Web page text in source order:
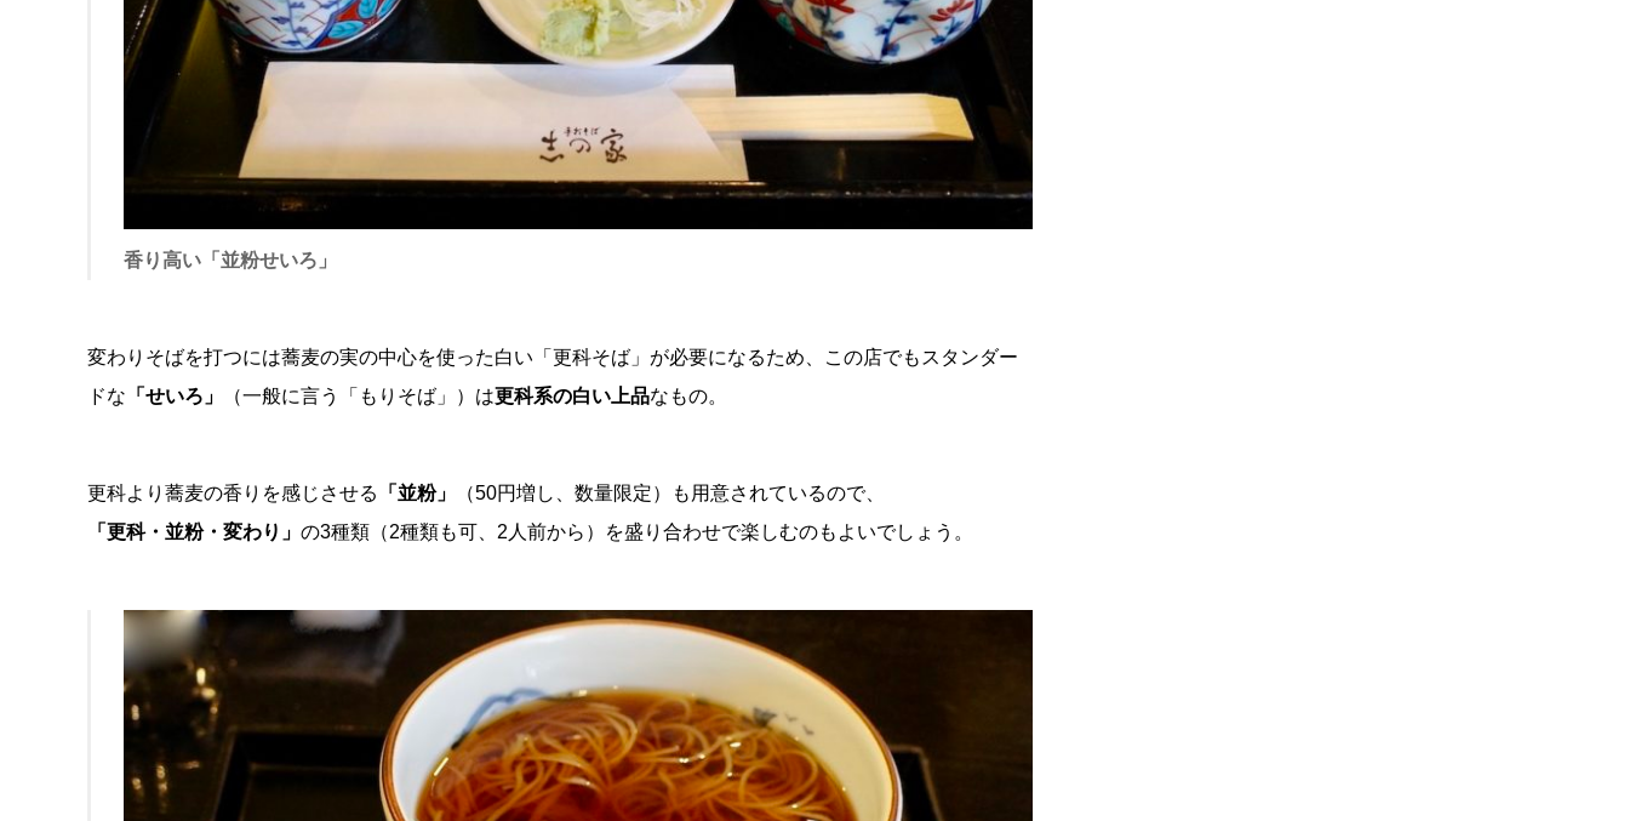
香り高い「並粉せいろ」
変わりそばを打つには蕎麦の実の中心を使った白い「更科そば」が必要になるため、この店でもスタンダー
ドな 「せいろ」 （一般に言う「もりそば」）は更科系の白い上品なもの。
更科より蕎麦の香りを感じさせる 「並粉」
（50円増し、数量限定）も用意されているので、
「更科・並粉・変わり」 の3種類（2種類も可、2人前から）を盛り合わせで楽しむのもよいでしょう。